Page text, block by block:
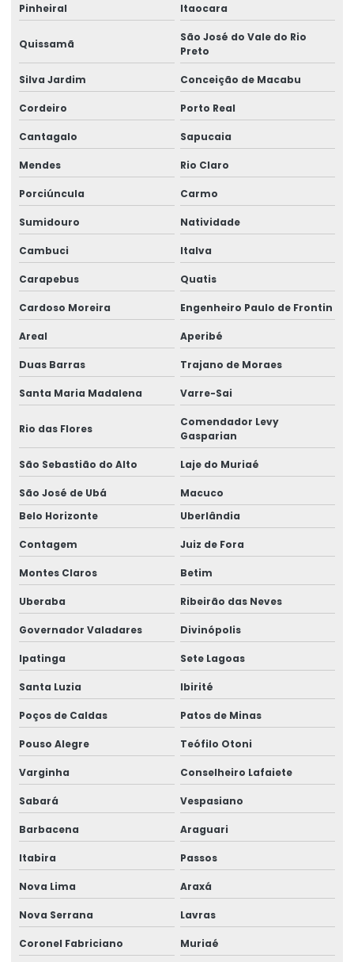
Perfis metálicos para vigas
Preço vergalhão 10mm
Preço de vergalhão de ferro
Produtos de serralheria
Serviço de serralheiro
Tela soldada nervurada
Tela soldada preço
Tela soldada preço por metro
Tela soldada q 92
Tela soldada valor
Treliça nervurada
Tubo de aço quadrado
Tubo de aço redondo
Tubo quadrado
Tubo quadrado de aço
Valor perfil metálico
Pinheiral Itaocara
Quissamã
São José do Vale do Rio
Preto
Silva Jardim Conceição de Macabu
Cordeiro Porto Real
Cantagalo Sapucaia
Mendes Rio Claro
Porciúncula Carmo
Sumidouro Natividade
Cambuci Italva
Carapebus Quatis
Cardoso Moreira Engenheiro Paulo de Frontin
Areal Aperibé
Duas Barras Trajano de Moraes
Santa Maria Madalena Varre-Sai
Rio das Flores
Comendador Levy
Gasparian
São Sebastião do Alto Laje do Muriaé
São José de Ubá
Macuco
Belo Horizonte
Uberlândia
Contagem Juiz de Fora
Montes Claros Betim
Uberaba Ribeirão das Neves
Governador Valadares Divinópolis
Ipatinga Sete Lagoas
Santa Luzia Ibirité
Poços de Caldas Patos de Minas
Pouso Alegre Teófilo Otoni
Varginha Conselheiro Lafaiete
Sabará Vespasiano
Barbacena Araguari
Itabira Passos
Nova Lima Araxá
Nova Serrana Lavras
Coronel Fabriciano Muriaé